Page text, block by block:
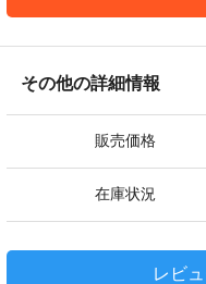
その他の詳細情報
販売価格
在庫状況
レビ